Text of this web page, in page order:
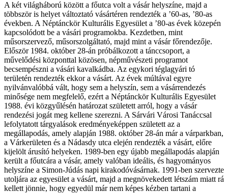
A két világháború között a főutca volt a vásár helyszíne, majd a
többször is helyet változtató vásártéren rendezték a ’60-as, ’80-as
években. A Néptánckör Kulturális Egyesület a ’80-as évek közepén
kapcsolódott be a vásári programokba. Kezdetben, mint
műsorszervező, műsorszolgáltató, majd mint a vásár főrendezője.
Először 1984. október 28-án próbálkozott a tánccsoport, a
művelődési központtal közösen, népművészeti programot
becsempészni a vásári kavalkádba. Az egykori téglagyári tó
területén rendezték ekkor a vásárt. Az évek múltával egyre
nyilvánvalóbbá vált, hogy sem a helyszín, sem a vásárrendezés
minősége nem megfelelő, ezért a Néptánckör Kulturális Egyesület
1988. évi közgyűlésén határozat született arról, hogy a vásár
rendezési jogát meg kellene szerezni. A Sárvári Városi Tanáccsal
lefolytatott tárgyalások eredményeképpen született az a
megállapodás, amely alapján 1988. október 28-án már a várparkban,
a Várkerületen és a Nádasdy utca elején rendezték a vásárt, előre
kijelölt árusító helyeken. 1989-ben egy újabb megállapodás alapján
került a főutcára a vásár, amely valóban ideális, és hagyományos
helyszíne a Simon-Júdás napi kirakodóvásárnak. 1991-ben szervezte
utoljára az egyesület a vásárt, majd a megnövekedett létszám miatt rá
kellett jönnie, hogy egyedül már nem képes kézben tartani a